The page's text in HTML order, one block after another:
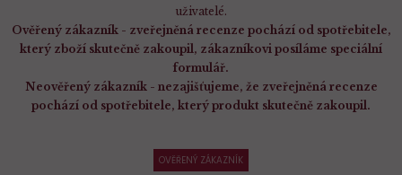
uživatelé.
Ověřený zákazník - zveřejněná recenze pochází od spotřebitele,
který zboží skutečně zakoupil, zákazníkovi posíláme speciální
formulář.
Neověřený zákazník - nezajišťujeme, že zveřejněná recenze
pochází od spotřebitele, který produkt skutečně zakoupil.
OVĚŘENÝ ZÁKAZNÍK